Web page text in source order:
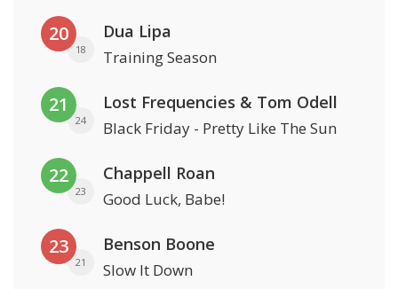
20
18
Dua Lipa
Training Season
21
24
Lost Frequencies & Tom Odell
Black Friday - Pretty Like The Sun
22
23
Chappell Roan
Good Luck, Babe!
23
21
Benson Boone
Slow It Down